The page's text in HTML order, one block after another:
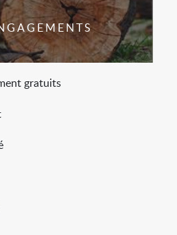
gratuits